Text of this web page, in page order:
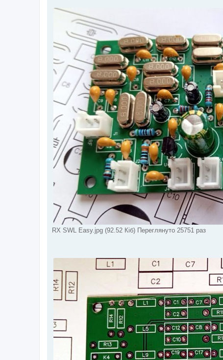
RX SWL Easy.jpg (92.52 Кіб) Переглянуто 25751 раз